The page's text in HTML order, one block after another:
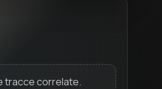
tracce correlate.